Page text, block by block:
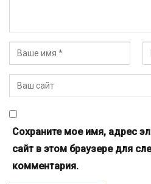
Сохраните мое имя, адрес
сайт в этом браузере для
комментария.